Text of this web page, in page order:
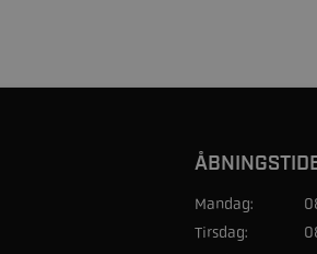
Mandag:
Tirsdag: